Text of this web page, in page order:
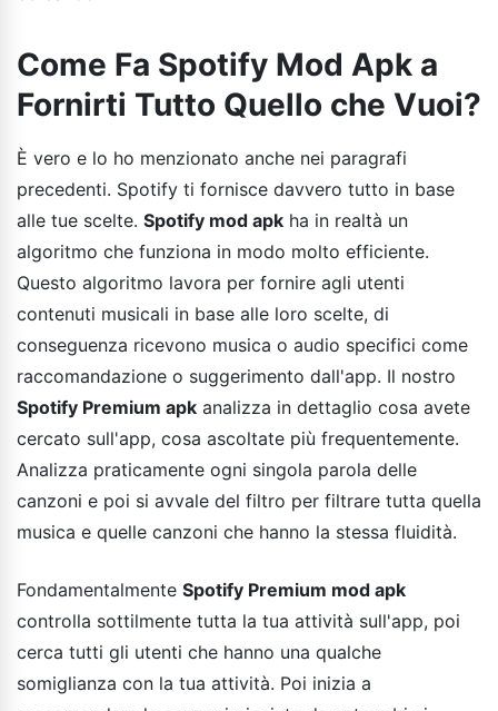
Come Fa Spotify Mod Apk a
Fornirti Tutto Quello che Vuoi?
È vero e lo ho menzionato anche nei paragrafi
precedenti. Spotify ti fornisce davvero tutto in base
alle tue scelte. Spotify mod apk ha in realtà un
algoritmo che funziona in modo molto efficiente.
Questo algoritmo lavora per fornire agli utenti
contenuti musicali in base alle loro scelte, di
conseguenza ricevono musica o audio specifici come
raccomandazione o suggerimento dall'app. Il nostro
Spotify Premium apk analizza in dettaglio cosa avete
cercato sull'app, cosa ascoltate più frequentemente.
Analizza praticamente ogni singola parola delle
canzoni e poi si avvale del filtro per filtrare tutta quella
musica e quelle canzoni che hanno la stessa fluidità.
Fondamentalmente Spotify Premium mod apk
controlla sottilmente tutta la tua attività sull'app, poi
cerca tutti gli utenti che hanno una qualche
somiglianza con la tua attività. Poi inizia a